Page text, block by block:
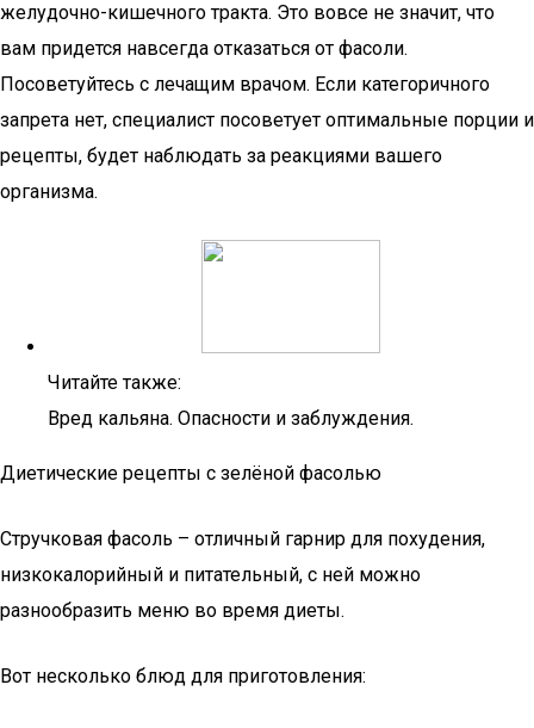
желудочно-кишечного тракта. Это вовсе не значит, что
вам придется навсегда отказаться от фасоли.
Посоветуйтесь с лечащим врачом. Если категоричного
запрета нет, специалист посоветует оптимальные порции и
рецепты, будет наблюдать за реакциями вашего
организма.
Читайте также:
Вред кальяна. Опасности и заблуждения.
Диетические рецепты с зелёной фасолью
Стручковая фасоль – отличный гарнир для похудения,
низкокалорийный и питательный, с ней можно
разнообразить меню во время диеты.
Вот несколько блюд для приготовления: